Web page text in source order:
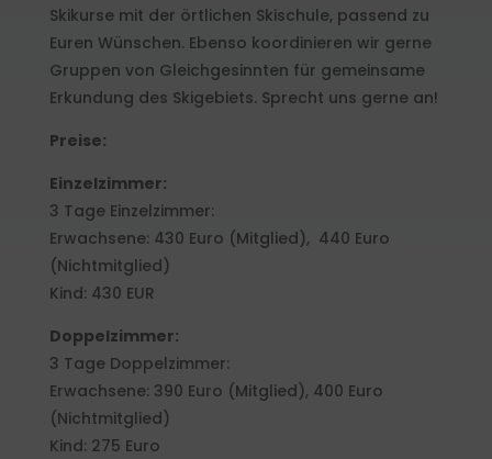
Skikurse mit der örtlichen Skischule, passend zu
Euren Wünschen. Ebenso koordinieren wir gerne
Gruppen von Gleichgesinnten für gemeinsame
Erkundung des Skigebiets. Sprecht uns gerne an!
Preise:
Einzelzimmer:
3 Tage Einzelzimmer:
Erwachsene: 430 Euro (Mitglied), 440 Euro
(Nichtmitglied)
Kind: 430 EUR
Doppelzimmer:
3 Tage Doppelzimmer:
Erwachsene: 390 Euro (Mitglied), 400 Euro
(Nichtmitglied)
Kind: 275 Euro